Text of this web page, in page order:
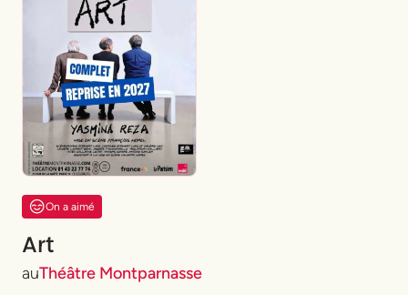
On a aimé
Art
auThéâtre Montparnasse